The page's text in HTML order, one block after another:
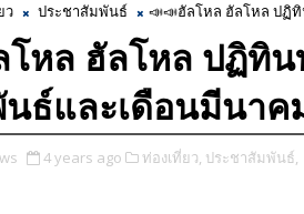
ว ประชาสัมพันธ์ 📣📣ฮัลโหล ฮัลโหล ปฏิ
โหล ฮัลโหล ปฏิทิน
ธ์และเดือนมีนาค
4 years ago ท่องเที่ยว, ประชาสัมพันธ์,